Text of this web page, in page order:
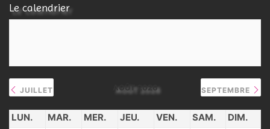
Le calendrier
JUILLET AOÛT 2026 SEPTEMBRE
LUN. MAR. MER. JEU. VEN. SAM. DIM.